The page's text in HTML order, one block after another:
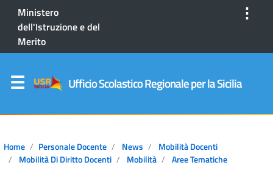
Ministero
dell'Istruzione e del
Merito
⋮
Ufficio Scolastico Regionale per la Sicilia
Home Personale Docente News
Mobilità Docenti
Mobilità Di Diritto Docenti
Mobilità Aree Tematiche